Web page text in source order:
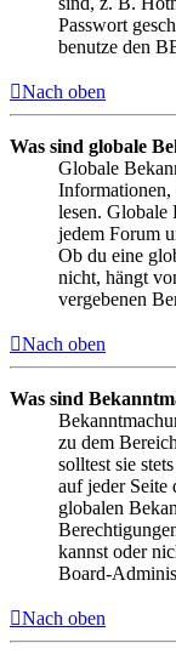
Passwort
benutze den
Nach oben
Was sind globale
Globale
Informationen,
lesen. Globale
jedem Forum
Ob du eine
nicht, hängt
vergebenen
Nach oben
Was sind
zu dem
solltest sie
auf jeder Seite
globalen
kannst oder
Board-
Nach oben